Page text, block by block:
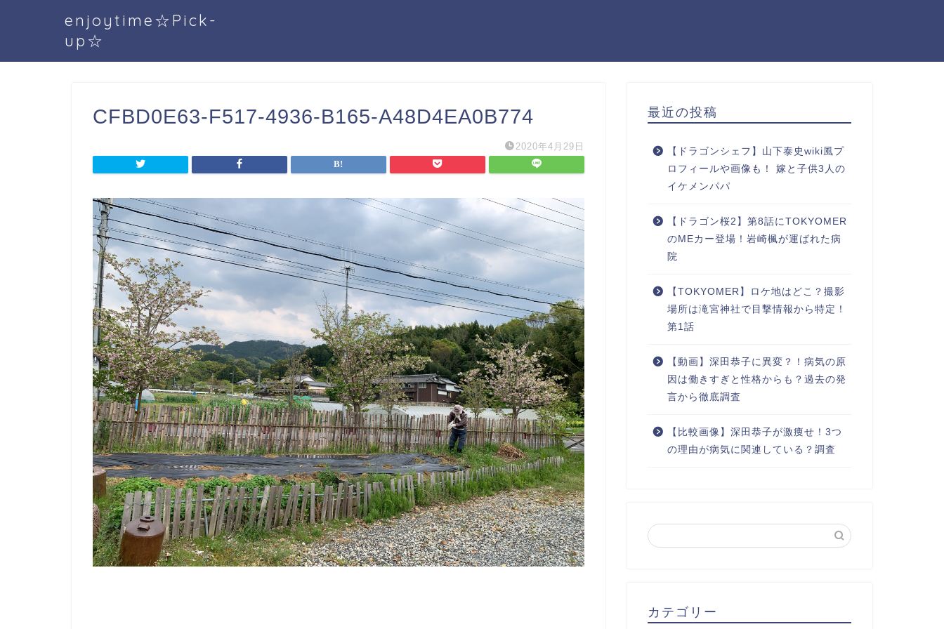
enjoytime☆Pick-
up☆
CFBD0E63-F517-4936-B165-A48D4EA0B774
2020年4月29日
最近の投稿
【ドラゴンシェフ】山下泰史wiki風プ
ロフィールや画像も！ 嫁と子供3人の
イケメンパパ
【ドラゴン桜2】第8話にTOKYOMER
のMEカー登場！岩崎楓が運ばれた病
院
【TOKYOMER】ロケ地はどこ？撮影
場所は滝宮神社で目撃情報から特定！
第1話
【動画】深田恭子に異変？！病気の原
因は働きすぎと性格からも？過去の発
言から徹底調査
【比較画像】深田恭子が激痩せ！3つ
の理由が病気に関連している？調査
カテゴリー